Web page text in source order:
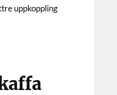
uppkoppling